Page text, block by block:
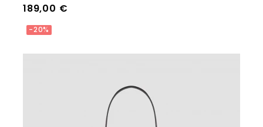
Prezzo
189,00 €
-20%